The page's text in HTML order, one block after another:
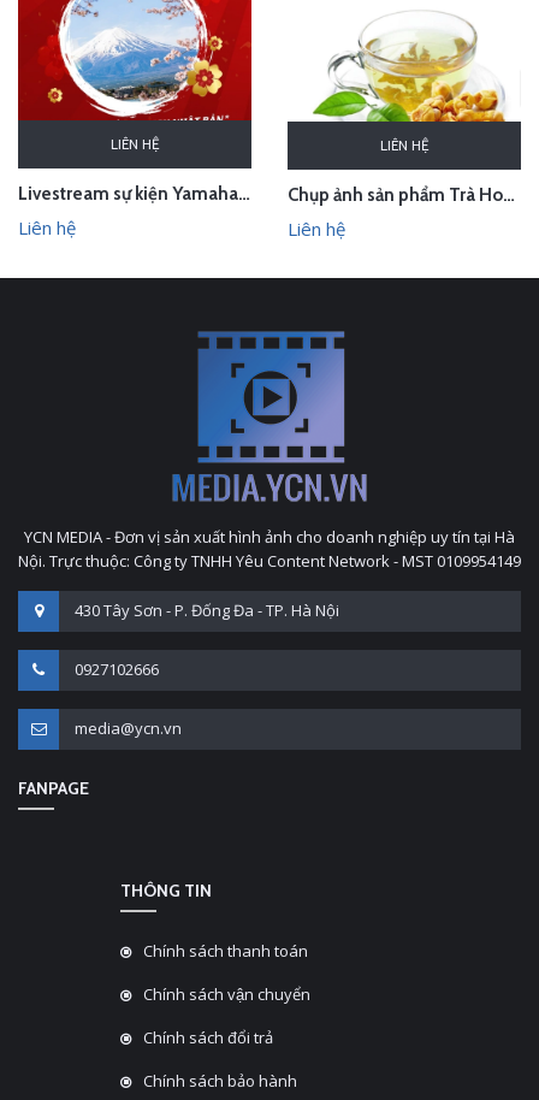
LIÊN HỆ
Livestream sự kiện Yamaha - lễ bốc thăm chuyến du lịch Nhật Bản 100 triệu - Hà Nội
Liên hệ
LIÊN HỆ
Chụp ảnh sản phẩm Trà Hoa Vàng - Kim Hoa Trà tại studio Hà Nội
Liên hệ
YCN MEDIA - Đơn vị sản xuất hình ảnh cho doanh nghiệp uy tín tại Hà
Nội. Trực thuộc: Công ty TNHH Yêu Content Network - MST 0109954149
430 Tây Sơn - P. Đống Đa - TP. Hà Nội
0927102666
media@ycn.vn
FANPAGE
THÔNG TIN
Chính sách thanh toán
Chính sách vận chuyển
Chính sách đổi trả
Chính sách bảo hành